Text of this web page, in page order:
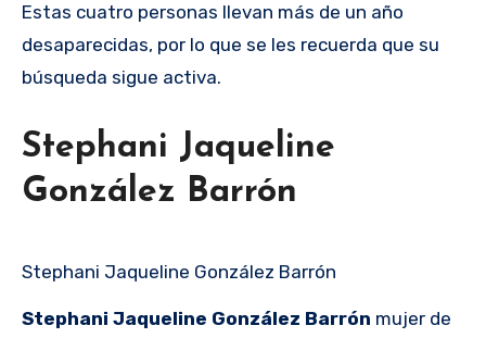
Estas cuatro personas llevan más de un año
desaparecidas, por lo que se les recuerda que su
búsqueda sigue activa.
Stephani Jaqueline
González Barrón
Stephani Jaqueline González Barrón
Stephani Jaqueline González Barrón mujer de